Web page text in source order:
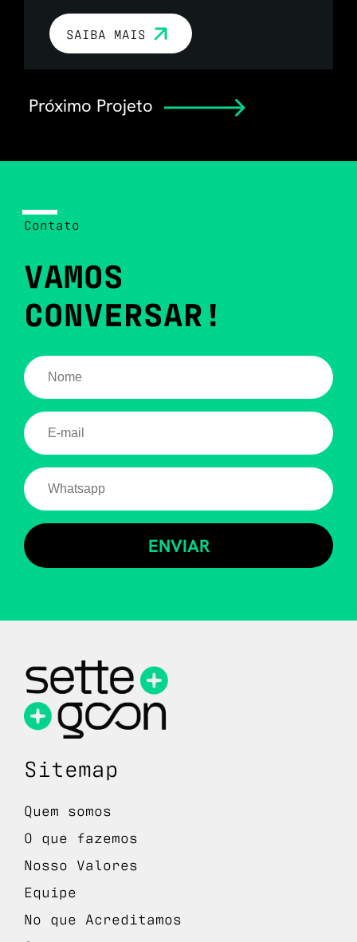
SAIBA MAIS
Próximo Projeto
Contato
VAMOS
CONVERSAR!
Sitemap
Quem somos
O que fazemos
Nosso Valores
Equipe
No que Acreditamos